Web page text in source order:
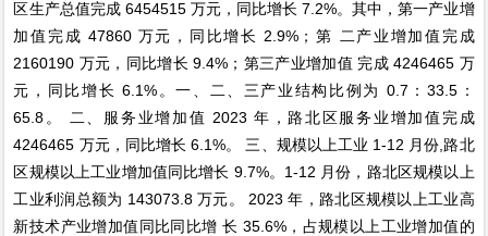
区生产总值完成 6454515 万元，同比增长 7.2%。其中，第一产业增
加值完成 47860 万元，同比增长 2.9%；第 二产业增加值完成
2160190 万元，同比增长 9.4%；第三产业增加值 完成 4246465 万
元，同比增长 6.1%。一、二、三产业结构比例为 0.7：33.5：
65.8。 二、服务业增加值 2023 年，路北区服务业增加值完成
4246465 万元，同比增长 6.1%。 三、规模以上工业 1-12 月份,路北
区规模以上工业增加值同比增长 9.7%。1-12 月份，路北区规模以上
工业利润总额为 143073.8 万元。 2023 年，路北区规模以上工业高
新技术产业增加值同比同比增 长 35.6%，占规模以上工业增加值的